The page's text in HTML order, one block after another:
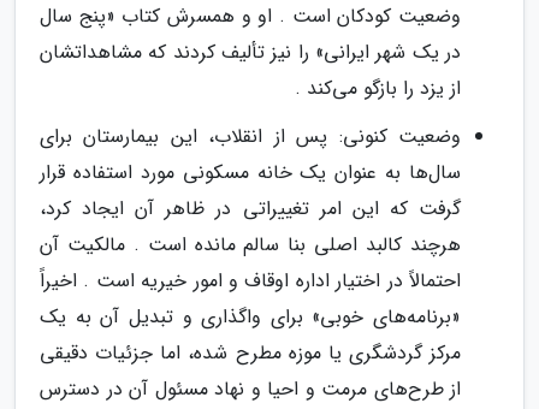
وضعیت کودکان است . او و همسرش کتاب «پنج سال
در یک شهر ایرانی» را نیز تألیف کردند که مشاهداتشان
از یزد را بازگو می‌کند .
وضعیت کنونی: پس از انقلاب، این بیمارستان برای
سال‌ها به عنوان یک خانه مسکونی مورد استفاده قرار
گرفت که این امر تغییراتی در ظاهر آن ایجاد کرد،
هرچند کالبد اصلی بنا سالم مانده است . مالکیت آن
احتمالاً در اختیار اداره اوقاف و امور خیریه است . اخیراً
«برنامه‌های خوبی» برای واگذاری و تبدیل آن به یک
مرکز گردشگری یا موزه مطرح شده، اما جزئیات دقیقی
از طرح‌های مرمت و احیا و نهاد مسئول آن در دسترس